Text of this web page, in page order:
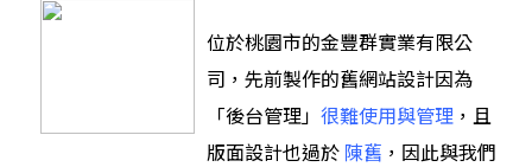
位於桃園市的金豐群實業有限公
司，先前製作的舊網站設計因為
「後台管理」 很難使用與管理 ，且
版面設計也過於 陳舊 ，因此與我們